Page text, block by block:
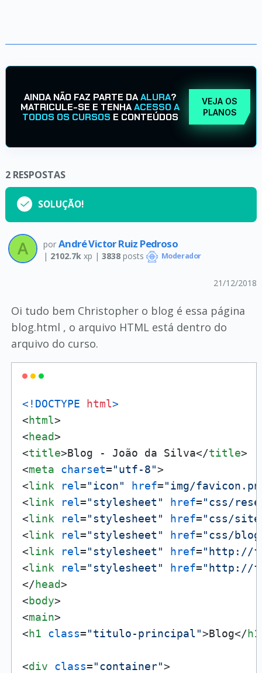
AINDA NÃO FAZ PARTE DAALURA?
MATRICULE-SE E TENHAACESSO A
TODOS OS CURSOS E CONTEÚDOS
VEJA OS
PLANOS
2 RESPOSTAS
SOLUÇÃO!
por André Victor Ruiz Pedroso
| 2102.7k xp | 3838posts Moderador
21/12/2018
Oi tudo bem Christopher o blog é essa página
blog.html , o arquivo HTML está dentro do
arquivo do curso.
<!DOCTYPE html>
<html>
<head>
<title>Blog - João da Silva</title>
<meta charset="utf-8">
<link rel="icon" href="img/
<link rel="stylesheet" href="css/
<link rel="stylesheet" href="css/
<link rel="stylesheet" href="css/
<link rel="stylesheet" href="http://
<link rel="stylesheet" href="http://
</head>
<body>
<main>
<h1 class="titulo-principal">Blog</h1
<div class="container">